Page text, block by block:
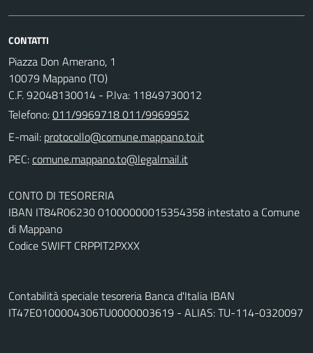
CONTATTI
Piazza Don Amerano, 1
10079 Mappano (TO)
C.F. 92048130014 - P.Iva: 11849730012
Telefono:011/9969718 011/9969952
E-mail:
PEC:
CONTO DI TESORERIA
IBAN IT84R06230 01000000015354358 intestato a Comune
di Mappano
Codice SWIFT CRPPIT2PXXX
Contabilità speciale tesoreria Banca d'Italia IBAN
IT47E0100004306TU0000003619 - ALIAS: TU-114-0320097